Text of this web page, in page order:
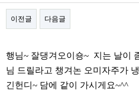
이전글 다음글
행님~ 잘댕겨오이숑~ 지는 날이
님 드릴라고 챙겨논 오미자주가
긴헌디~ 담에 같이 가시게요~^^